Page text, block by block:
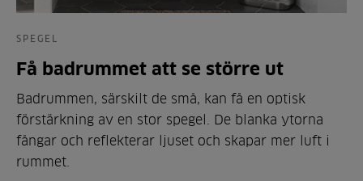
SPEGEL
Få badrummet att se större ut
Badrummen, särskilt de små, kan få en optisk
förstärkning av en stor spegel. De blanka ytorna
fångar och reflekterar ljuset och skapar mer luft i
rummet.